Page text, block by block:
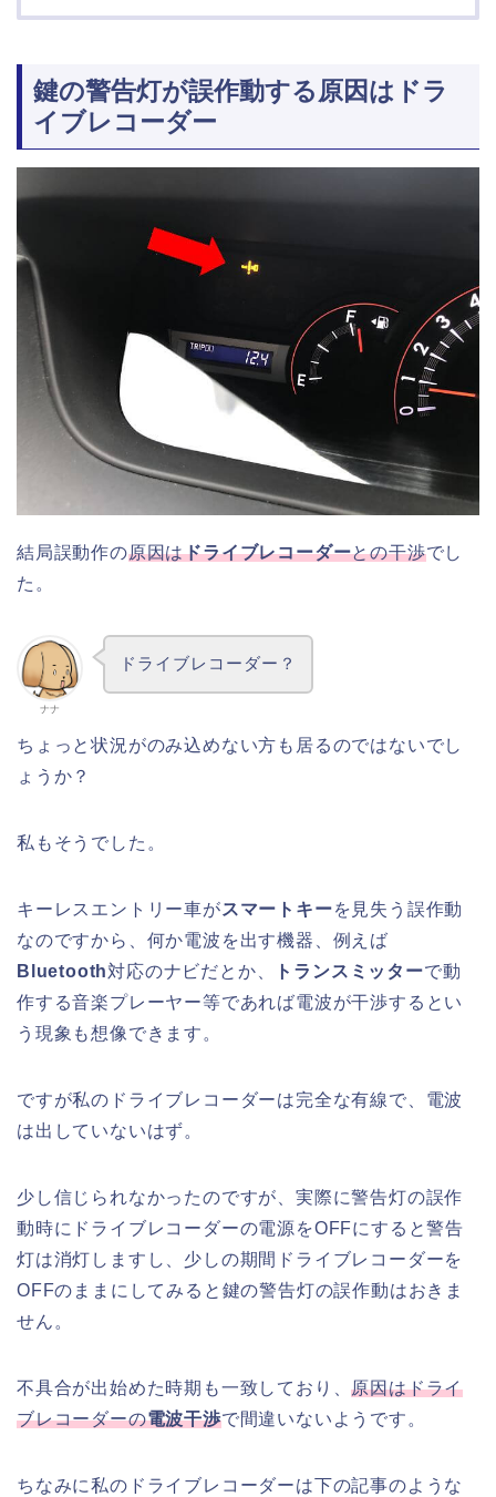
鍵の警告灯が誤作動する原因はドラ
イブレコーダー
結局誤動作の原因はドライブレコーダーとの干渉でし
た。
ナナ
ドライブレコーダー？
ちょっと状況がのみ込めない方も居るのではないでし
ょうか？
私もそうでした。
キーレスエントリー車がスマートキーを見失う誤作動
なのですから、何か電波を出す機器、例えば
Bluetooth対応のナビだとか、 トランスミッターで動
作する音楽プレーヤー等であれば電波が干渉するとい
う現象も想像できます。
ですが私のドライブレコーダーは完全な有線で、電波
は出していないはず。
少し信じられなかったのですが、実際に警告灯の誤作
動時にドライブレコーダーの電源をOFFにすると警告
灯は消灯しますし、少しの期間ドライブレコーダーを
OFFのままにしてみると鍵の警告灯の誤作動はおきま
せん。
不具合が出始めた時期も一致しており、原因はドライ
ブレコーダーの電波干渉で間違いないようです。
ちなみに私のドライブレコーダーは下の記事のような